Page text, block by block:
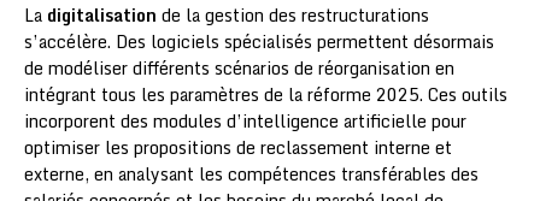
La digitalisation de la gestion des restructurations
s’accélère. Des logiciels spécialisés permettent désormais
de modéliser différents scénarios de réorganisation en
intégrant tous les paramètres de la réforme 2025. Ces outils
incorporent des modules d’intelligence artificielle pour
optimiser les propositions de reclassement interne et
externe, en analysant les compétences transférables des